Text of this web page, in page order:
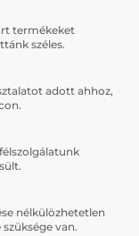
termékeket
széles.
adott ahhoz,
nélkülözhetetlen
van.